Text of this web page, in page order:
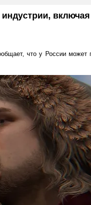
что у России может